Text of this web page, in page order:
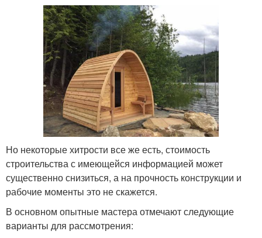
Но некоторые хитрости все же есть, стоимость
строительства с имеющейся информацией может
существенно снизиться, а на прочность конструкции и
рабочие моменты это не скажется.
В основном опытные мастера отмечают следующие
варианты для рассмотрения: